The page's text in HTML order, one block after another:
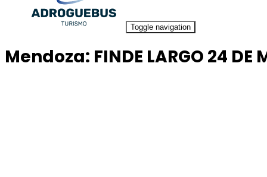
Toggle navigation
Mendoza: FINDE LARGO 24 DE